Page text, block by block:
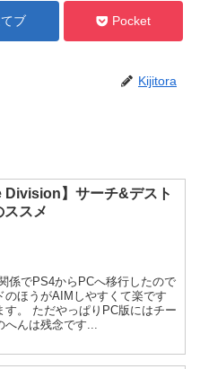
ブ Pocket
Kijitora
Division】サーチ&デスト
ススメ
係でPS4からPCへ移行したので
ほうがAIMしやすくて楽です
。 ただやっぱりPC版にはチー
へんは残念です...